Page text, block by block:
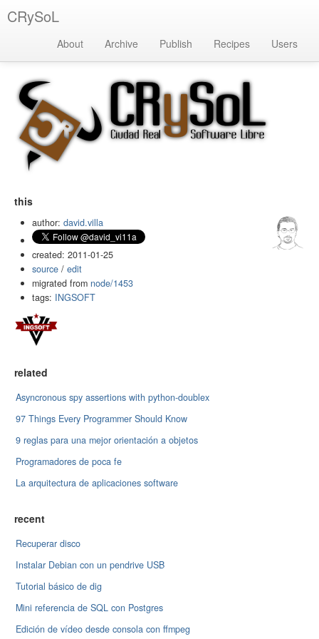
CRySoL
About Archive Publish Recipes Users
this
author: david.villa
created: 2011-01-25
source / edit
migrated from node/1453
tags: INGSOFT
related
Asyncronous spy assertions with python-doublex
97 Things Every Programmer Should Know
9 reglas para una mejor orientación a objetos
Programadores de poca fe
La arquitectura de aplicaciones software
recent
Recuperar disco
Instalar Debian con un pendrive USB
Tutorial básico de dig
Mini referencia de SQL con Postgres
Edición de vídeo desde consola con ffmpeg